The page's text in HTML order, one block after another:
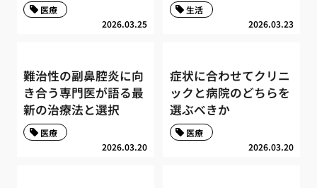
2026.03.25
医療
2026.03.23
生活
難治性の副鼻腔炎に向
き合う専門医が語る最
新の治療法と選択
2026.03.20
医療
症状に合わせてクリニ
ックと病院のどちらを
選ぶべきか
2026.03.20
医療